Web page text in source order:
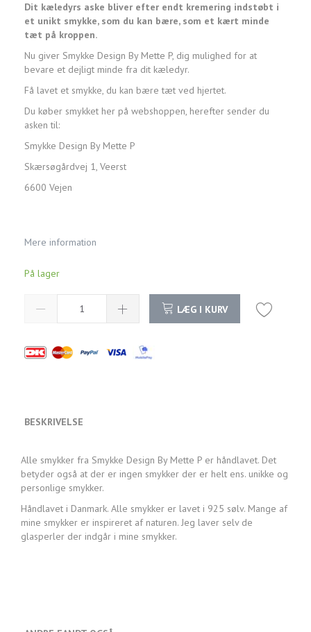
Dit kæledyrs aske bliver efter endt kremering indstøbt i
et unikt smykke, som du kan bære, som et kært minde
tæt på kroppen.
Nu giver Smykke Design By Mette P, dig mulighed for at
bevare et dejligt minde fra dit kæledyr.
Få lavet et smykke, du kan bære tæt ved hjertet.
Du køber smykket her på webshoppen, herefter sender du
asken til:
Smykke Design By Mette P
Skærsøgårdvej 1, Veerst
6600 Vejen
Mere information
På lager
LÆG I KURV
BESKRIVELSE
Alle smykker fra Smykke Design By Mette P er håndlavet. Det
betyder også at der er ingen smykker der er helt ens. unikke og
personlige smykker.
Håndlavet i Danmark. Alle smykker er lavet i 925 sølv. Mange af
mine smykker er inspireret af naturen. Jeg laver selv de
glasperler der indgår i mine smykker.